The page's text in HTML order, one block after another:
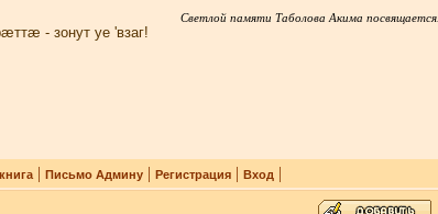
Светлой памяти Таболова Акима посвящается.
- зонут уе 'взаг!
| Письмо Админу| Регистрация| Вход |